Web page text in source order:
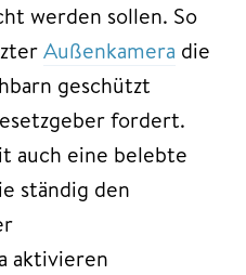
werden sollen. So
Außenkamera die
geschützt
fordert.
auch eine belebte
ständig den
aktivieren